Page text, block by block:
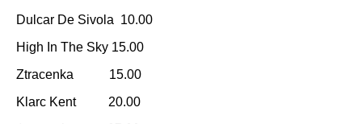
Dulcar De Sivola 10.00
High In The Sky 15.00
Ztracenka 15.00
Klarc Kent 20.00